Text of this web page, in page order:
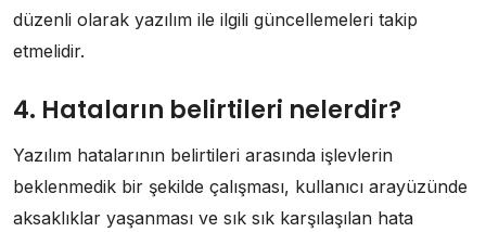
düzenli olarak yazılım ile ilgili güncellemeleri takip
etmelidir.
4. Hataların belirtileri nelerdir?
Yazılım hatalarının belirtileri arasında işlevlerin
beklenmedik bir şekilde çalışması, kullanıcı arayüzünde
aksaklıklar yaşanması ve sık sık karşılaşılan hata